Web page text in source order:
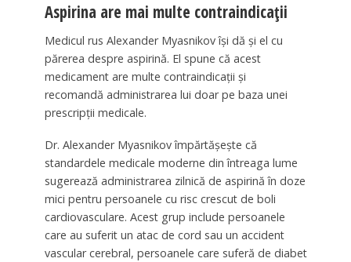
Aspirina are mai multe contraindicații
Medicul rus Alexander Myasnikov își dă și el cu
părerea despre aspirină. El spune că acest
medicament are multe contraindicații și
recomandă administrarea lui doar pe baza unei
prescripții medicale.
Dr. Alexander Myasnikov împărtășește că
standardele medicale moderne din întreaga lume
sugerează administrarea zilnică de aspirină în doze
mici pentru persoanele cu risc crescut de boli
cardiovasculare. Acest grup include persoanele
care au suferit un atac de cord sau un accident
vascular cerebral, persoanele care suferă de diabet